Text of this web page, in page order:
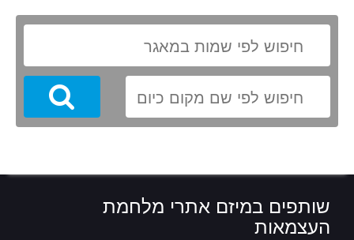
Search
שותפים במיזם אתרי מלחמת
העצמאות